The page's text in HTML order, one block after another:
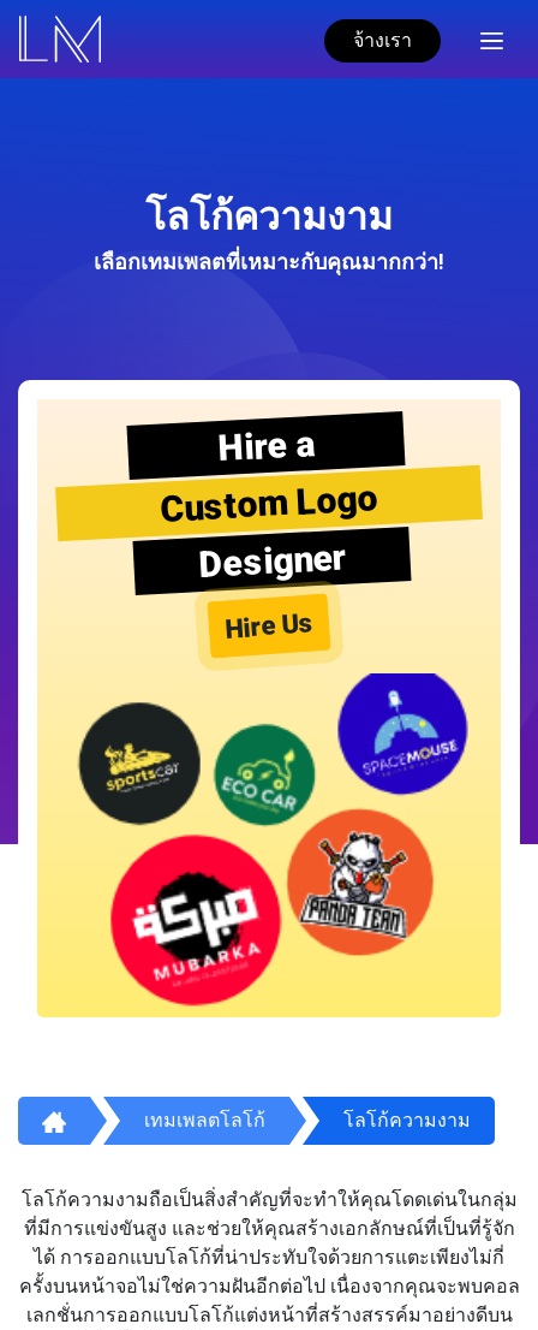
จ้างเรา
โลโก้ความงาม
เลือกเทมเพลตที่เหมาะกับคุณมากกว่า!
Hire a
Custom Logo
Designer
Hire Us
เทมเพลตโลโก้ โลโก้ความงาม
โลโก้ความงามถือเป็นสิ่งสำคัญที่จะทำให้คุณโดดเด่นในกลุ่ม
ที่มีการแข่งขันสูง และช่วยให้คุณสร้างเอกลักษณ์ที่เป็นที่รู้จัก
ได้ การออกแบบโลโก้ที่น่าประทับใจด้วยการแตะเพียงไม่กี่
ครั้งบนหน้าจอไม่ใช่ความฝันอีกต่อไป เนื่องจากคุณจะพบคอล
เลกชั่นการออกแบบโลโก้แต่งหน้าที่สร้างสรรค์มาอย่างดีบน